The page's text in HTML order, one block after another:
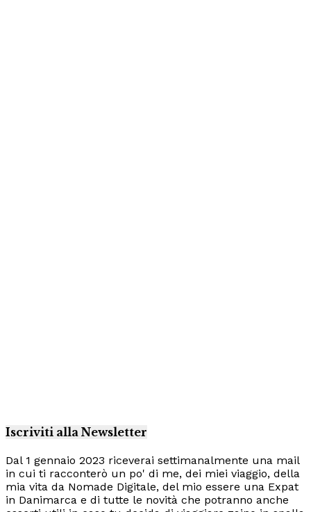
Iscriviti alla Newsletter
Dal 1 gennaio 2023 riceverai settimanalmente una mail
in cui ti racconterò un po' di me, dei miei viaggio, della
mia vita da Nomade Digitale, del mio essere una Expat
in Danimarca e di tutte le novità che potranno anche